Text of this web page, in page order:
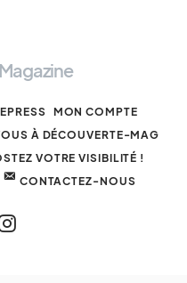
MON COMPTE
À DÉCOUVERTE-MAG
VOTRE VISIBILITÉ !
CONTACTEZ-NOUS